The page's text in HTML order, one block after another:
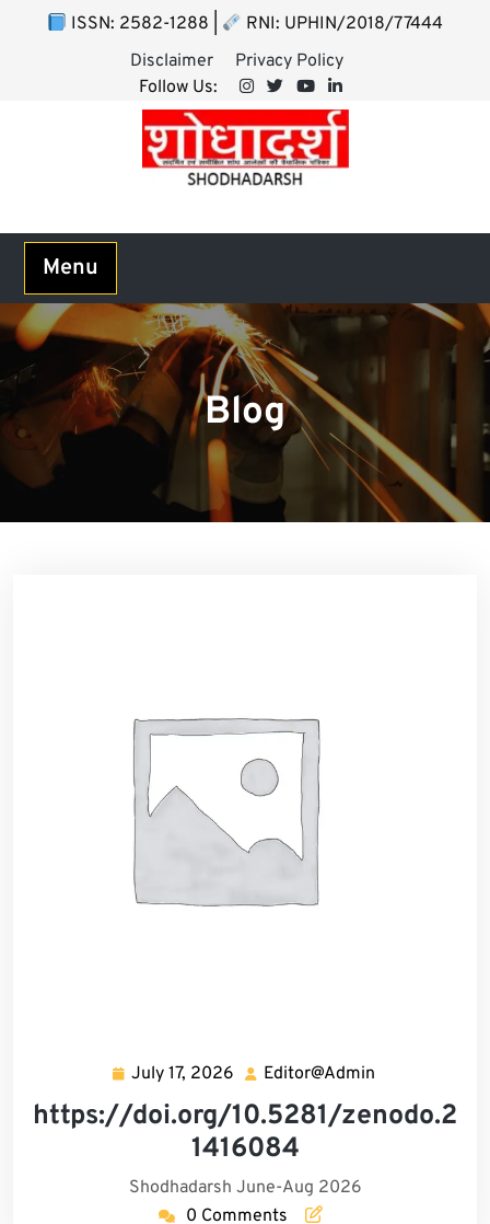
ISSN: 2582-1288 |
RNI: UPHIN/2018/77444
Disclaimer
Privacy Policy
Follow Us:
Menu
Blog
July 17, 2026 July
17,
2026
Editor@Admin
https://doi.org/10.5281/zenodo.2
1416084
Shodhadarsh June-Aug 2026
0 Comments